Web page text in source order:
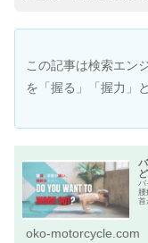
この記事は検索エン
を「握る」「握力」
首
oko-motorcycle.com